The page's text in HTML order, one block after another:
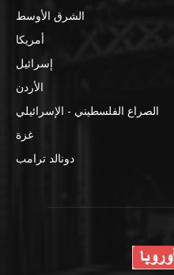
الشرق الأوسط
أمريكا
إسرائيل
الأردن
الصراع الفلسطيني - الإسرائيلي
غزة
دونالد ترامب